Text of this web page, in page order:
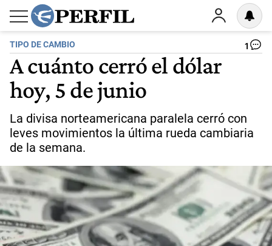
TIPO DE CAMBIO 1
A cuánto cerró el dólar
hoy, 5 de junio
La divisa norteamericana paralela cerró con
leves movimientos la última rueda cambiaria
de la semana.